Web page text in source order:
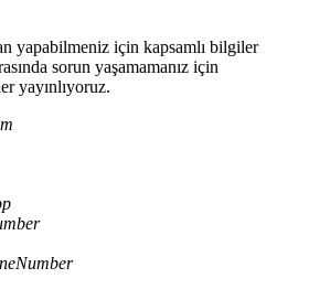
yapabilmeniz için kapsamlı bilgiler
sorun yaşamamanız için
yayınlıyoruz.